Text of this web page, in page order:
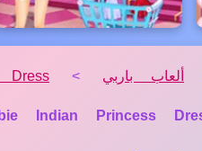
ألعاب باربي >
Indian Princess